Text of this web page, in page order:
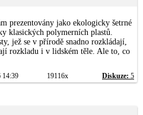
prezentovány jako ekologicky šetrné
klasických polymerních plastů.
jež se v přírodě snadno rozkládají,
rozkladu i v lidském těle. Ale to, co
14:39 19116x Diskuze: 5